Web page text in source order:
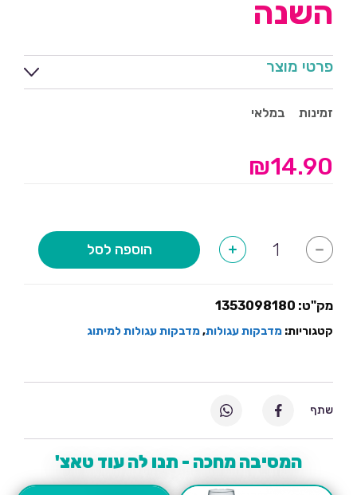
השנה
פרטי מוצר
זמינות במלאי
₪14.90
-
של
השנה
+ הוספה לסל
מק"ט: 1353098180
קטגוריות: מדבקות עגולות,מדבקות עגולות למיתוג
המסיבה מחכה - תנו לה עוד טאצ'
שתף